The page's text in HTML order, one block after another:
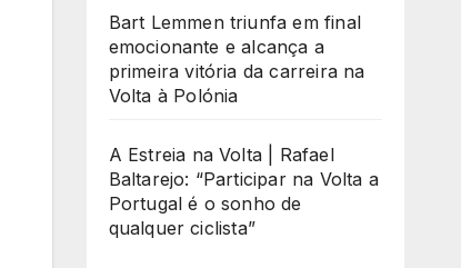
Bart Lemmen triunfa em final
emocionante e alcança a
primeira vitória da carreira na
Volta à Polónia
A Estreia na Volta | Rafael
Baltarejo: “Participar na Volta a
Portugal é o sonho de
qualquer ciclista”